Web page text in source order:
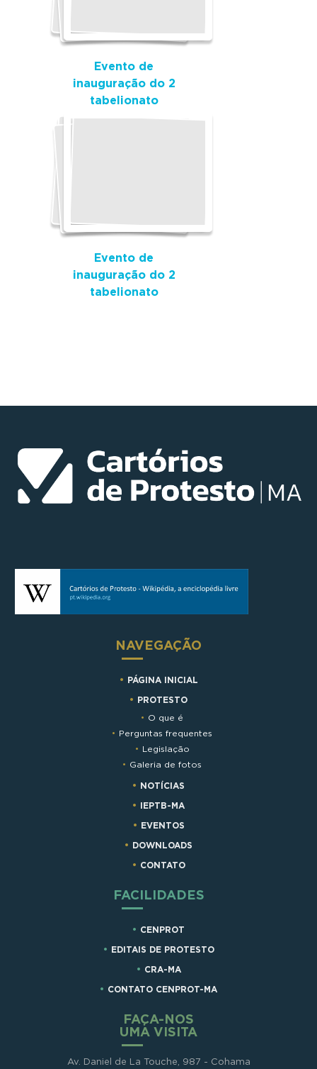
Evento de
inauguração do 2
tabelionato
Evento de
inauguração do 2
tabelionato
NAVEGAÇÃO
PÁGINA INICIAL
PROTESTO
O que é
Perguntas frequentes
Legislação
Galeria de fotos
NOTÍCIAS
IEPTB-MA
EVENTOS
DOWNLOADS
CONTATO
FACILIDADES
CENPROT
EDITAIS DE PROTESTO
CRA-MA
CONTATO CENPROT-MA
FAÇA-NOS
UMA VISITA
Av. Daniel de La Touche, 987 - Cohama